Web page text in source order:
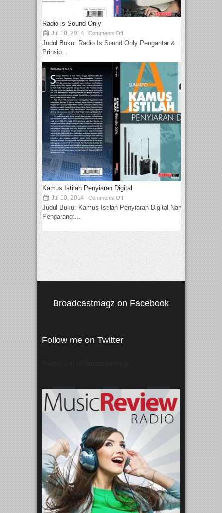
Radio is Sound Only
Jul 10, 2014 Comments Off
Judul Buku: Radio Is Sound Only Pengantar &
Prinsip...
Kamus Istilah Penyiaran Digital
Jul 10, 2014 Comments Off
Judul Buku: Kamus Istilah Penyiaran Digital Nama
Pengarang:...
Broadcastmagz on Facebook
Follow me on Twitter